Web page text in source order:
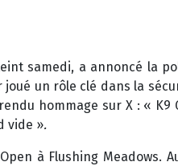
samedi, a annoncé la
un rôle clé dans la
hommage sur X : «
vide ».
à Flushing Meadows.